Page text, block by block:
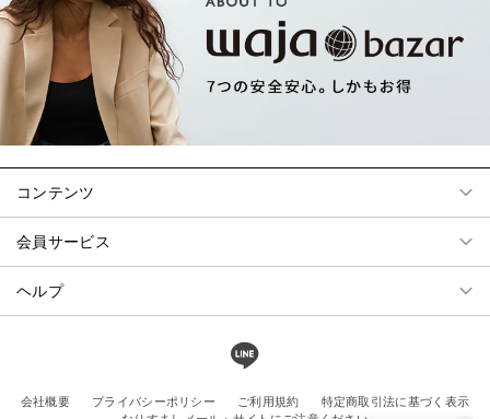
コンテンツ
会員サービス
ヘルプ
会社概要 プライバシーポリシー ご利用規約
特定商取引法に基づく表示